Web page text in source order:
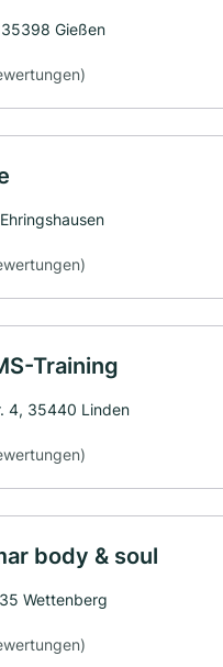
Gießen
Training
4, 35440 Linden
body & soul
Wettenberg